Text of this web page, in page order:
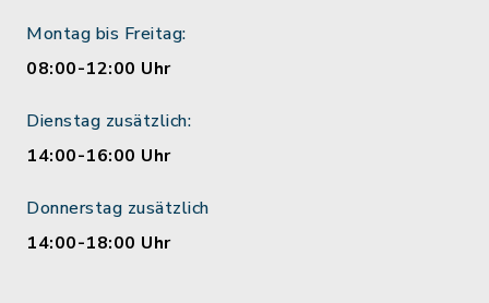
Montag bis Freitag:
08:00-12:00 Uhr
Dienstag zusätzlich:
14:00-16:00 Uhr
Donnerstag zusätzlich
14:00-18:00 Uhr